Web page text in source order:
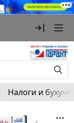
Налоги и